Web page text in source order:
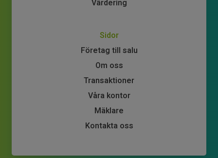
Värdering
Sidor
Företag till salu
Om oss
Transaktioner
Våra kontor
Mäklare
Kontakta oss